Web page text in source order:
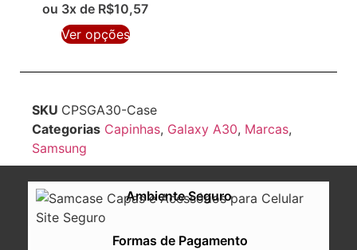
ou 3x de R$10,57
Ver opções
SKU CPSGA30-Case
Categorias Capinhas, Galaxy A30, Marcas,
Samsung
Ambiente Seguro
Formas de Pagamento